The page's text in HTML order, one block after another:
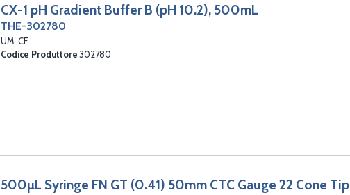
CX-1 pH Gradient Buffer B (pH 10.2), 500mL
THE-302780
UM. CF
Codice Produttore 302780
500µL Syringe FN GT (0.41) 50mm CTC Gauge 22 Cone Tip